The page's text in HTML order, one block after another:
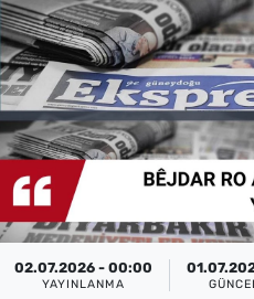
02.07.2026 - 00:00
YAYINLANMA